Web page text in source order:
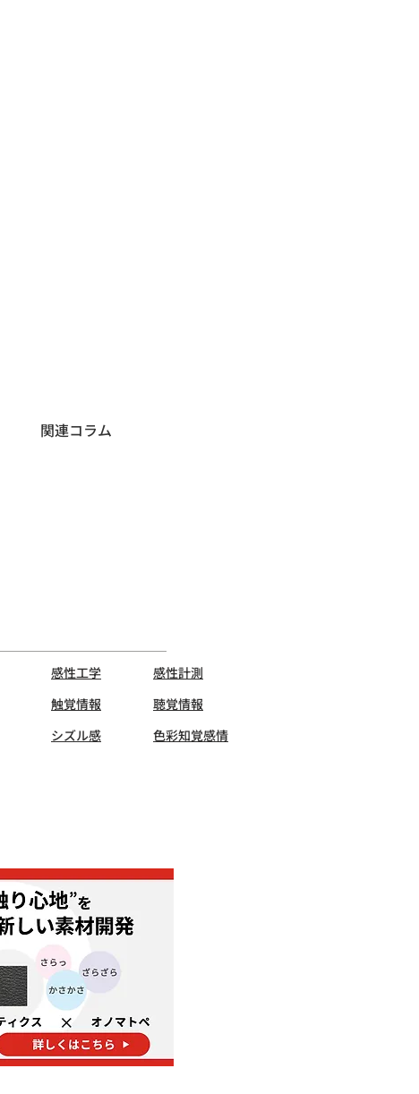
関連コラム
感性工学
触覚情報
シズル感
感性計測
聴覚情報
色彩知覚感情